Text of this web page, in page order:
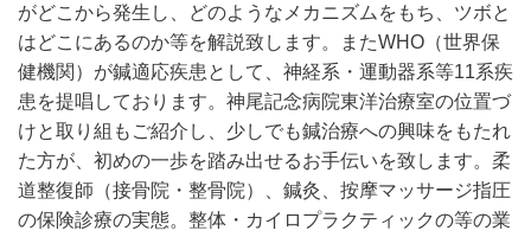
がどこから発生し、どのようなメカニズムをもち、ツボと
はどこにあるのか等を解説致します。またWHO（世界保
健機関）が鍼適応疾患として、神経系・運動器系等11系疾
患を提唱しております。神尾記念病院東洋治療室の位置づ
けと取り組もご紹介し、少しでも鍼治療への興味をもたれ
た方が、初めの一歩を踏み出せるお手伝いを致します。柔
道整復師（接骨院・整骨院）、鍼灸、按摩マッサージ指圧
の保険診療の実態。整体・カイロプラクティックの等の業